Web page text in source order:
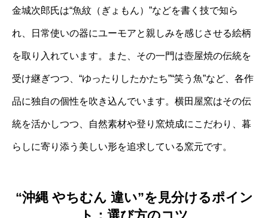
金城次郎氏は“魚紋（ぎょもん）”などを書く技で知ら
れ、日常使いの器にユーモアと親しみを感じさせる絵柄
を取り入れています。また、その一門は壺屋焼の伝統を
受け継ぎつつ、“ゆったりしたかたち”“笑う魚”など、各作
品に独自の個性を吹き込んでいます。横田屋窯はその伝
統を活かしつつ、自然素材や登り窯焼成にこだわり、暮
らしに寄り添う美しい形を追求している窯元です。
“沖縄 やちむん 違い”を見分けるポイン